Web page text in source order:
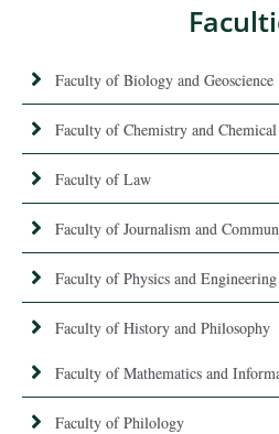
Faculty of Biology and Geoscience
Faculty of Chemistry and
Faculty of Law
Faculty of Journalism and
Faculty of Physics and Engineering
Faculty of History and Philosophy
Faculty of Mathematics and
Faculty of Philology